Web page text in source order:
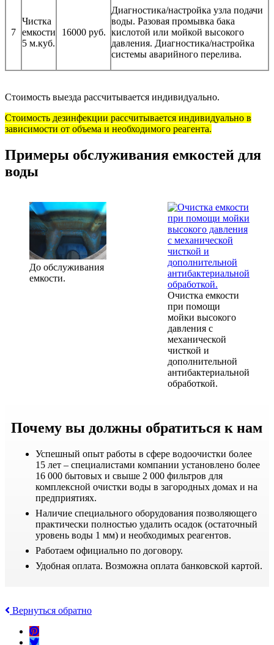
7
Чистка
емкости
5 м.куб.
16000 руб.
Диагностика/настройка узла подачи
воды. Разовая промывка бака
кислотой или мойкой высокого
давления. Диагностика/настройка
системы аварийного перелива.
Стоимость выезда рассчитывается индивидуально.
Стоимость дезинфекции рассчитывается индивидуально в
зависимости от объема и необходимого реагента.
Примеры обслуживания емкостей для
воды
До обслуживания
емкости.
Очистка емкости
при помощи
мойки высокого
давления с
механической
чисткой и
дополнительной
антибактериальной
обработкой.
Почему вы должны обратиться к нам
Успешный опыт работы в сфере водоочистки более
15 лет – специалистами компании установлено более
16 000 бытовых и свыше 2 000 фильтров для
комплексной очистки воды в загородных домах и на
предприятиях.
Наличие специального оборудования позволяющего
практически полностью удалить осадок (остаточный
уровень воды 1 мм) и необходимых реагентов.
Работаем официально по договору.
Удобная оплата. Возможна оплата банковской картой.
Вернуться обратно